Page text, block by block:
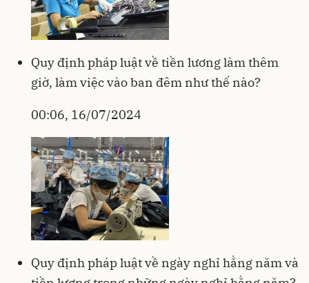
Quy định pháp luật về tiền lương làm thêm
giờ, làm việc vào ban đêm như thế nào?
00:06, 16/07/2024
Quy định pháp luật về ngày nghỉ hằng năm và